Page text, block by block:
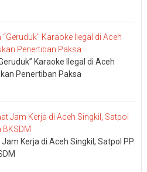
Karaoke Ilegal di Aceh
Penertiban Paksa
Kerja di Aceh Singkil, Satpol PP